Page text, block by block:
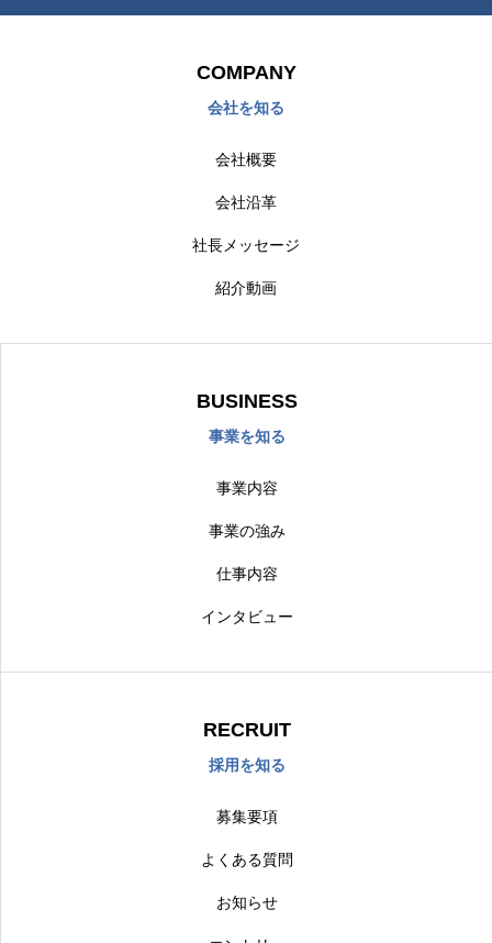
COMPANY
会社を知る
会社概要
会社沿革
社長メッセージ
紹介動画
BUSINESS
事業を知る
事業内容
事業の強み
仕事内容
インタビュー
RECRUIT
採用を知る
募集要項
よくある質問
お知らせ